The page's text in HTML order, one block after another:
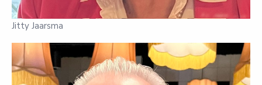
Jitty Jaarsma